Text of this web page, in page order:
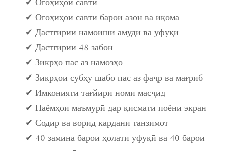
✔ Огоҳиҳои савтӣ барои азон ва иқома
✔ Дастгирии намоиши амудӣ ва уфуқӣ
✔ Дастгирии 48 забон
✔ Зикрҳо пас аз намозҳо
✔ Зикрҳои субҳу шабо пас аз фаҷр ва мағриб
✔ Имконияти тағйири номи масҷид
✔ Паёмҳои маъмурӣ дар қисмати поёни экран
✔ Содир ва ворид кардани танзимот
✔ 40 замина барои ҳолати уфуқӣ ва 40 барои